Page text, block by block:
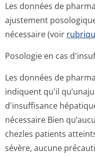
Les données de
ajustement
nécessaire (voir
Posologie en cas
Les données de
indiquent qu'il
d'insuffisance
nécessaire Bien
chezles patients
sévère, aucune